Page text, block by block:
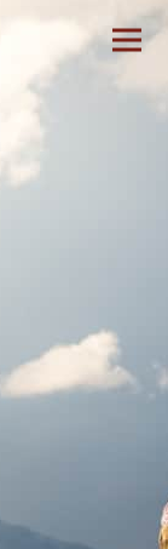
切换